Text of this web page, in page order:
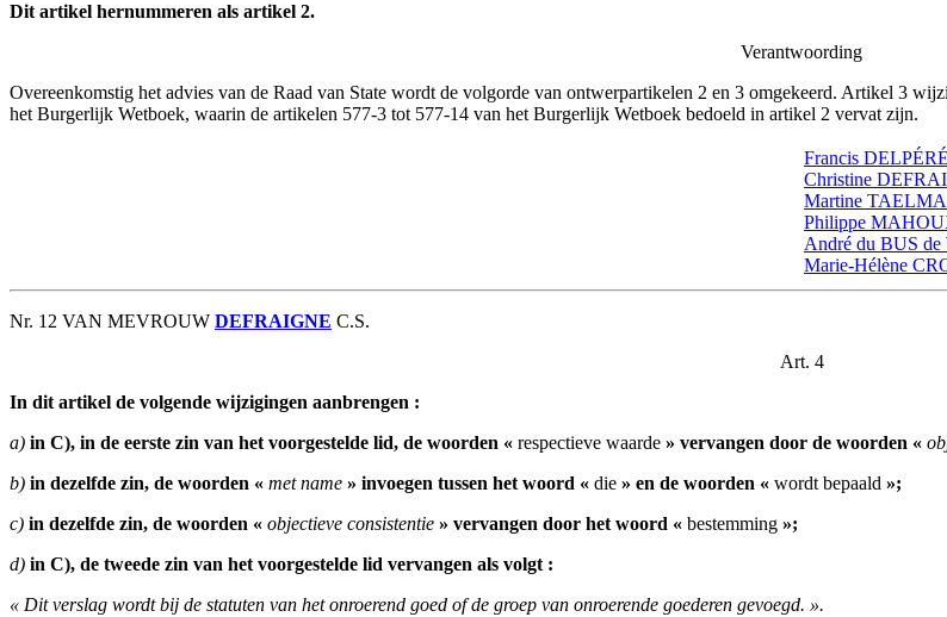
Dit artikel hernummeren als artikel 2.
Verantwoording
Overeenkomstig het advies van de Raad van State wordt de volgorde van ontwerpartikelen 2 en 3 omgekeerd. Artikel 3
het Burgerlijk Wetboek, waarin de artikelen 577-3 tot 577-14 van het Burgerlijk Wetboek bedoeld in artikel 2 vervat zijn.
Francis
Christine
Martine
Philippe
André du BUS
Marie-Hélène
Nr. 12 VAN MEVROUW DEFRAIGNE C.S.
Art. 4
In dit artikel de volgende wijzigingen aanbrengen :
a) in C), in de eerste zin van het voorgestelde lid, de woorden « respectieve waarde » vervangen door de woorden «
b) in dezelfde zin, de woorden « met name » invoegen tussen het woord « die » en de woorden « wordt bepaald »;
c) in dezelfde zin, de woorden « objectieve consistentie » vervangen door het woord « bestemming »;
d) in C), de tweede zin van het voorgestelde lid vervangen als volgt :
« Dit verslag wordt bij de statuten van het onroerend goed of de groep van onroerende goederen gevoegd. ».